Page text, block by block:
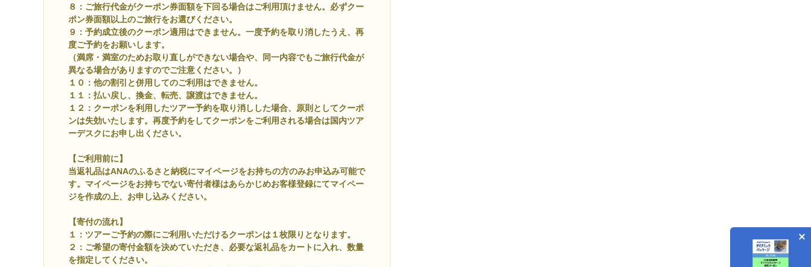
８：ご旅行代金がクーポン券面額を下回る場合はご利用頂けません。必ずクー
ポン券面額以上のご旅行をお選びください。
９：予約成立後のクーポン適用はできません。一度予約を取り消したうえ、再
度ご予約をお願いします。
（満席・満室のためお取り直しができない場合や、同一内容でもご旅行代金が
異なる場合がありますのでご注意ください。）
１０：他の割引と併用してのご利用はできません。
１１：払い戻し、換金、転売、譲渡はできません。
１２：クーポンを利用したツアー予約を取り消しした場合、原則としてクーポ
ンは失効いたします。再度予約をしてクーポンをご利用される場合は国内ツア
ーデスクにお申し出ください。
【ご利用前に】
当返礼品はANAのふるさと納税にマイページをお持ちの方のみお申込み可能で
す。マイページをお持ちでない寄付者様はあらかじめお客様登録にてマイペー
ジを作成の上、お申し込みください。
【寄付の流れ】
１：ツアーご予約の際にご利用いただけるクーポンは１枚限りとなります。
２：ご希望の寄付金額を決めていただき、必要な返礼品をカートに入れ、数量
を指定してください。